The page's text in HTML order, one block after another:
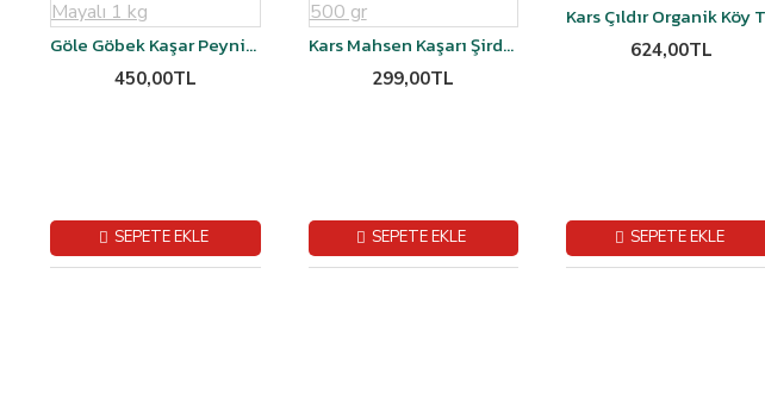
Göle Göbek Kaşar Peyniri Organik Şırdan Mayalı 1 kg
450,00TL
SEPETE EKLE
Kars Mahsen Kaşarı Şirden Mayalı 2 YILLIK 500 gr
299,00TL
SEPETE EKLE
624,00TL
SEPETE EKLE